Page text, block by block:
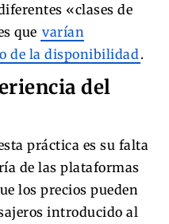
«clases de
que varían
de la disponibilidad .
del
práctica es su falta
de las plataformas
los precios pueden
introducido al